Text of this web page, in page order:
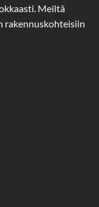
Meiltä
rakennuskohteisiin